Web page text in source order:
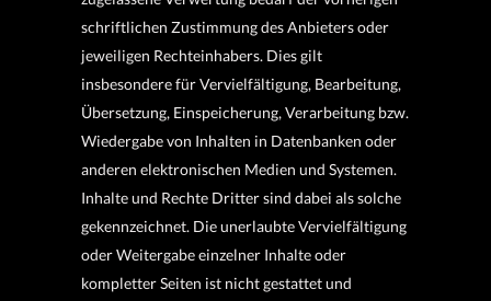
schriftlichen Zustimmung des Anbieters oder
jeweiligen Rechteinhabers. Dies gilt
insbesondere für Vervielfältigung, Bearbeitung,
Übersetzung, Einspeicherung, Verarbeitung bzw.
Wiedergabe von Inhalten in Datenbanken oder
anderen elektronischen Medien und Systemen.
Inhalte und Rechte Dritter sind dabei als solche
gekennzeichnet. Die unerlaubte Vervielfältigung
oder Weitergabe einzelner Inhalte oder
kompletter Seiten ist nicht gestattet und